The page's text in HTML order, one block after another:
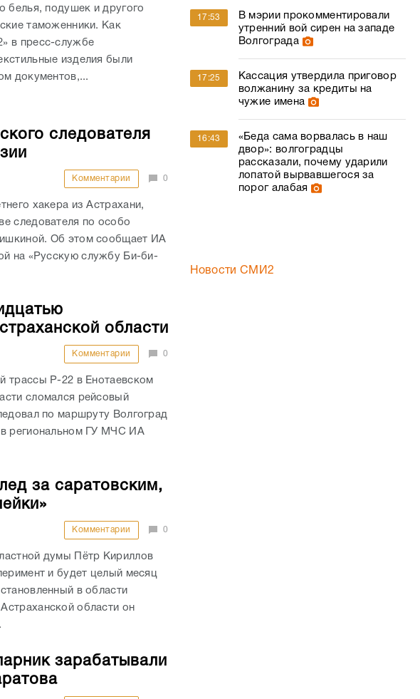
белья, подушек и другого
таможенники. Как
в пресс-службе
изделия были
документов,...
следователя
Комментарии 0
хакера из Астрахани,
следователя по особо
Об этом сообщает ИА
на «Русскую службу Би-би-
области
Комментарии 0
трассы Р-22 в Енотаевском
сломался рейсовый
по маршруту Волгоград
региональном ГУ МЧС ИА
за саратовским,
Комментарии 0
думы Пётр Кириллов
и будет целый месяц
в области
области он
зарабатывали
17:53
В мэрии прокомментировали
утренний вой сирен на западе
Волгограда
17:25
Кассация утвердила приговор
волжанину за кредиты на
чужие имена
16:43
«Беда сама ворвалась в наш
двор»: волгоградцы
рассказали, почему ударили
лопатой вырвавшегося за
порог алабая
Новости СМИ2